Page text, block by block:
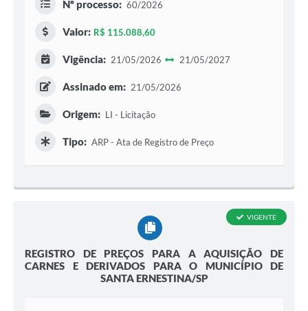
Nº processo: 60/2026
Valor: R$ 115.088,60
Vigência: 21/05/2026 21/05/2027
Assinado em: 21/05/2026
Origem: LI - Licitação
Tipo: ARP - Ata de Registro de Preço
REGISTRO DE PREÇOS PARA A AQUISIÇÃO DE
CARNES E DERIVADOS PARA O MUNICÍPIO DE
SANTA ERNESTINA/SP
VIGENTE